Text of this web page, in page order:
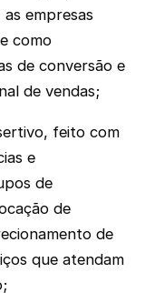
empresas
como
de conversão e
de vendas;
feito com
e
de
de
de
que atendam